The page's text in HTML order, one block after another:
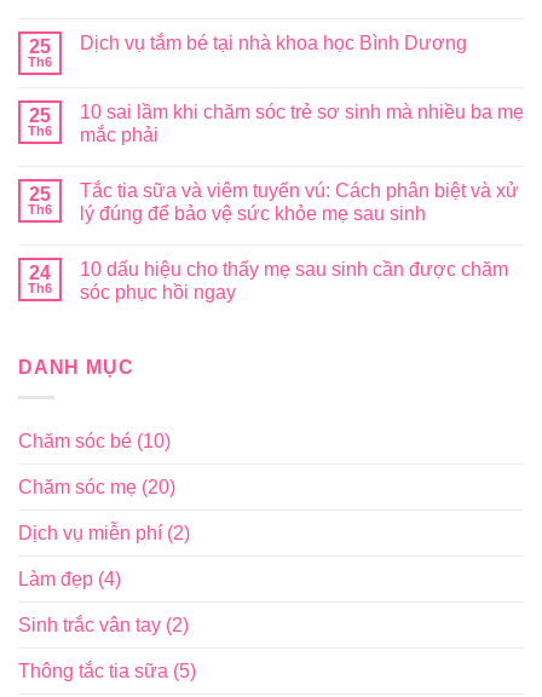
25
Th6
Dịch vụ tắm bé tại nhà khoa học Bình Dương
25
Th6
10 sai lầm khi chăm sóc trẻ sơ sinh mà nhiều ba mẹ
mắc phải
25
Th6
Tắc tia sữa và viêm tuyến vú: Cách phân biệt và xử
lý đúng để bảo vệ sức khỏe mẹ sau sinh
24
Th6
10 dấu hiệu cho thấy mẹ sau sinh cần được chăm
sóc phục hồi ngay
DANH MỤC
Chăm sóc bé (10)
Chăm sóc mẹ (20)
Dịch vụ miễn phí (2)
Làm đẹp (4)
Sinh trắc vân tay (2)
Thông tắc tia sữa (5)